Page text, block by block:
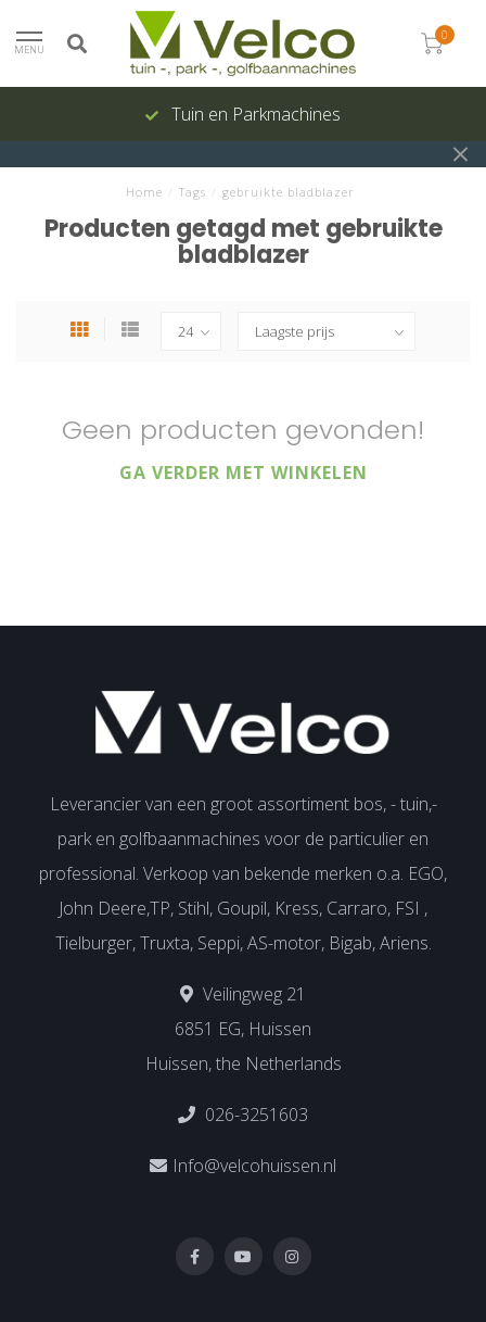
MENU
0
Tuin en Parkmachines
Home Tags gebruikte bladblazer
Producten getagd met gebruikte
bladblazer
Geen producten gevonden!
GA VERDER MET WINKELEN
Leverancier van een groot assortiment bos, - tuin,-
park en golfbaanmachines voor de particulier en
professional. Verkoop van bekende merken o.a. EGO,
John Deere,TP, Stihl, Goupil, Kress, Carraro, FSI ,
Tielburger, Truxta, Seppi, AS-motor, Bigab, Ariens.
Veilingweg 21
6851 EG, Huissen
Huissen, the Netherlands
026-3251603
Info@velcohuissen.nl